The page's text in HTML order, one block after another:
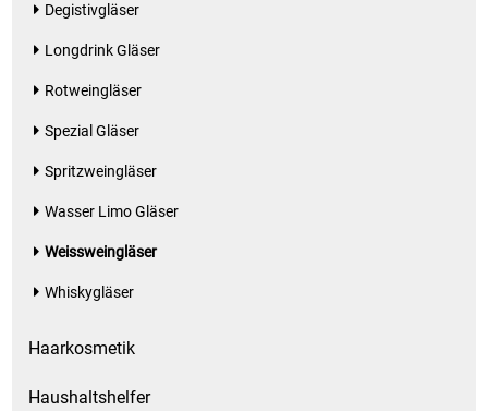
Degistivgläser
Longdrink Gläser
Rotweingläser
Spezial Gläser
Spritzweingläser
Wasser Limo Gläser
Weissweingläser
Whiskygläser
Haarkosmetik
Haushaltshelfer